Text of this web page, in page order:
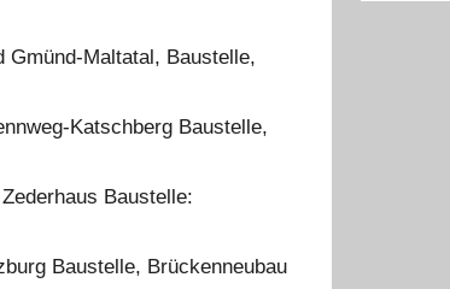
Gmünd-Maltatal, Baustelle,
Katschberg Baustelle,
Baustelle:
Baustelle, Brückenneubau